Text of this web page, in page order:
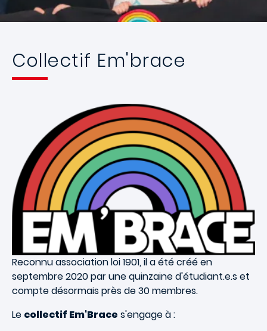
Collectif Em'brace
Reconnu association loi 1901, il a été créé en
septembre 2020 par une quinzaine d'étudiant.e.s et
compte désormais près de 30 membres.
Le collectif Em'Brace s'engage à :